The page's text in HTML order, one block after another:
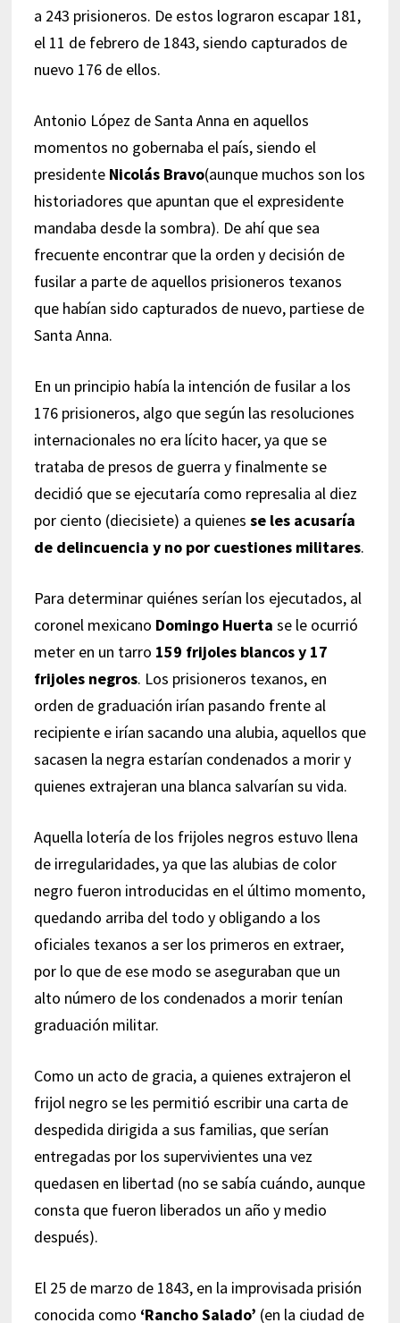
a 243 prisioneros. De estos lograron escapar 181,
el 11 de febrero de 1843, siendo capturados de
nuevo 176 de ellos.
Antonio López de Santa Anna en aquellos
momentos no gobernaba el país, siendo el
presidente Nicolás Bravo(aunque muchos son los
historiadores que apuntan que el expresidente
mandaba desde la sombra). De ahí que sea
frecuente encontrar que la orden y decisión de
fusilar a parte de aquellos prisioneros texanos
que habían sido capturados de nuevo, partiese de
Santa Anna.
En un principio había la intención de fusilar a los
176 prisioneros, algo que según las resoluciones
internacionales no era lícito hacer, ya que se
trataba de presos de guerra y finalmente se
decidió que se ejecutaría como represalia al diez
por ciento (diecisiete) a quienes se les acusaría
de delincuencia y no por cuestiones militares.
Para determinar quiénes serían los ejecutados, al
coronel mexicano Domingo Huerta se le ocurrió
meter en un tarro 159 frijoles blancos y 17
frijoles negros. Los prisioneros texanos, en
orden de graduación irían pasando frente al
recipiente e irían sacando una alubia, aquellos que
sacasen la negra estarían condenados a morir y
quienes extrajeran una blanca salvarían su vida.
Aquella lotería de los frijoles negros estuvo llena
de irregularidades, ya que las alubias de color
negro fueron introducidas en el último momento,
quedando arriba del todo y obligando a los
oficiales texanos a ser los primeros en extraer,
por lo que de ese modo se aseguraban que un
alto número de los condenados a morir tenían
graduación militar.
Como un acto de gracia, a quienes extrajeron el
frijol negro se les permitió escribir una carta de
despedida dirigida a sus familias, que serían
entregadas por los supervivientes una vez
quedasen en libertad (no se sabía cuándo, aunque
consta que fueron liberados un año y medio
después).
El 25 de marzo de 1843, en la improvisada prisión
conocida como ‘Rancho Salado’ (en la ciudad de